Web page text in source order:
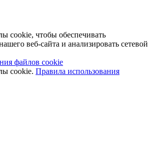
cookie, чтобы обеспечивать
веб-сайта и анализировать сетевой
файлов cookie
cookie. Правила использования